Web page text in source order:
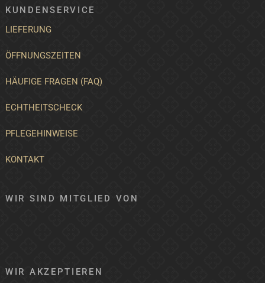
KUNDENSERVICE
LIEFERUNG
ÖFFNUNGSZEITEN
HÄUFIGE FRAGEN (FAQ)
ECHTHEITSCHECK
PFLEGEHINWEISE
KONTAKT
WIR SIND MITGLIED VON
WIR AKZEPTIEREN